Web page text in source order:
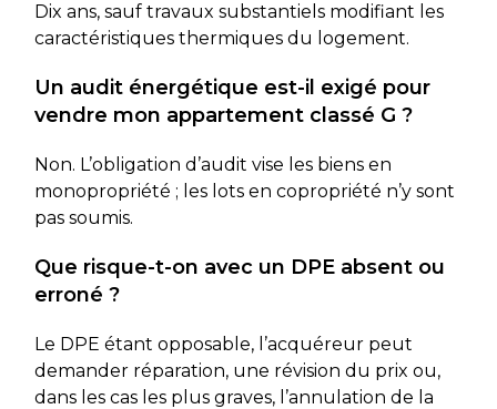
Dix ans, sauf travaux substantiels modifiant les
caractéristiques thermiques du logement.
Un audit énergétique est-il exigé pour
vendre mon appartement classé G ?
Non. L’obligation d’audit vise les biens en
monopropriété ; les lots en copropriété n’y sont
pas soumis.
Que risque-t-on avec un DPE absent ou
erroné ?
Le DPE étant opposable, l’acquéreur peut
demander réparation, une révision du prix ou,
dans les cas les plus graves, l’annulation de la